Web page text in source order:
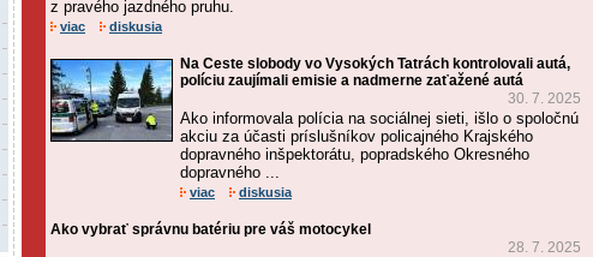
z pravého jazdného pruhu.
viac diskusia
Na Ceste slobody vo Vysokých Tatrách kontrolovali autá,
políciu zaujímali emisie a nadmerne zaťažené autá
30. 7. 2025
Ako informovala polícia na sociálnej sieti, išlo o spoločnú
akciu za účasti príslušníkov policajného Krajského
dopravného inšpektorátu, popradského Okresného
dopravného ...
viac diskusia
Ako vybrať správnu batériu pre váš motocykel
28. 7. 2025